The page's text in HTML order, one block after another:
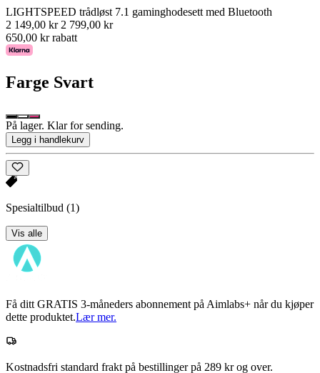
LIGHTSPEED trådløst 7.1 gaminghodesett med Bluetooth
2 149,00 kr 2 799,00 kr
650,00 kr rabatt
Farge Svart
På lager. Klar for sending.
Legg i handlekurv
Spesialtilbud (1)
Vis alle
Få ditt GRATIS 3-måneders abonnement på Aimlabs+ når du kjøper
dette produktet.Lær mer.
Kostnadsfri standard frakt på bestillinger på 289 kr og over.